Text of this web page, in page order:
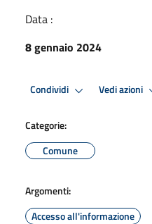
Data :
8 gennaio 2024
Condividi Vedi azioni
Categorie:
Comune
Argomenti:
Accesso all'informazione